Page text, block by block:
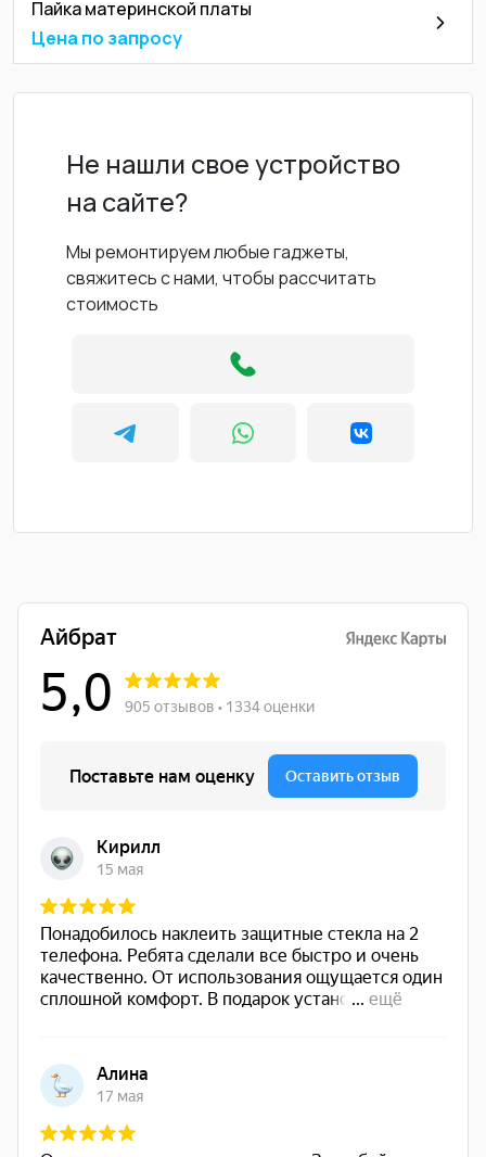
Пайка материнской платы
Цена по запросу
Не нашли свое устройство
на сайте?
Мы ремонтируем любые гаджеты,
свяжитесь с нами, чтобы рассчитать
стоимость